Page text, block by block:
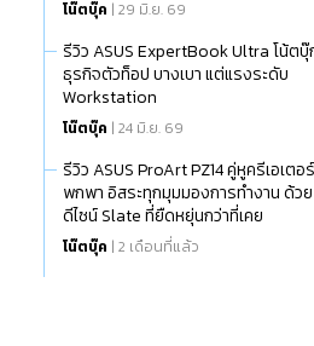
โน๊ตบุ๊ค | 29 มิ.ย. 69
รีวิว ASUS ExpertBook Ultra โน้ตบุ๊
ธุรกิจตัวท็อป บางเบา แต่แรงระดับ
Workstation
โน๊ตบุ๊ค | 24 มิ.ย. 69
รีวิว ASUS ProArt PZ14 คู่หูครีเอเตอ
พกพา อิสระทุกมุมมองการทำงาน ด้วย
ดีไซน์ Slate ที่ยืดหยุ่นกว่าที่เคย
โน๊ตบุ๊ค | 2 เดือนที่แล้ว